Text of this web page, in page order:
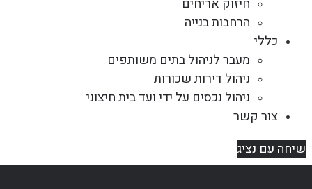
חיזוק אריחים
הרחבות בנייה
כללי
מעבר לניהול בתים משותפים
ניהול דירות שכורות
ניהול נכסים על ידי ועד בית חיצוני
צור קשר
שיחה עם נציג